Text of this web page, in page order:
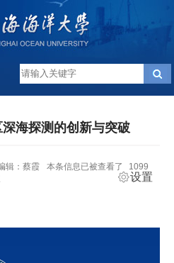
海探测的创新与突破
辑：蔡霞 本条信息已被查看了
1099
设置